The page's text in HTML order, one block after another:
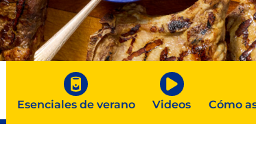
Pescado
Camarón
Esenciales de verano Videos Cómo